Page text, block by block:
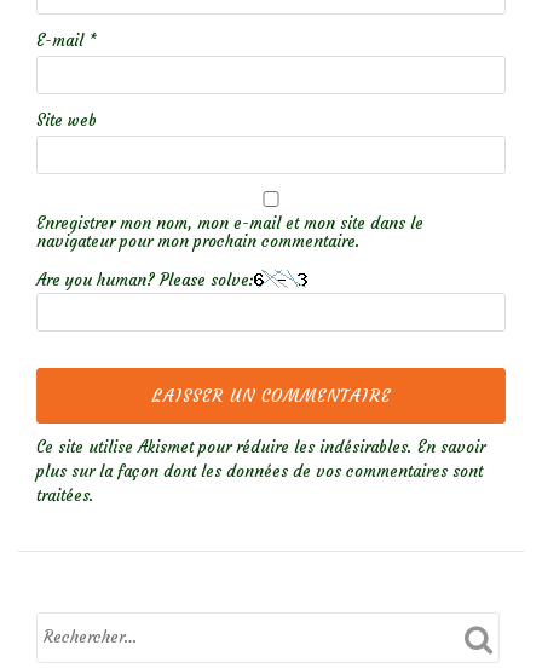
E-mail *
Site web
Enregistrer mon nom, mon e-mail et mon site dans le
navigateur pour mon prochain commentaire.
Are you human? Please solve:
Ce site utilise Akismet pour réduire les indésirables. En savoir
plus sur la façon dont les données de vos commentaires sont
traitées.